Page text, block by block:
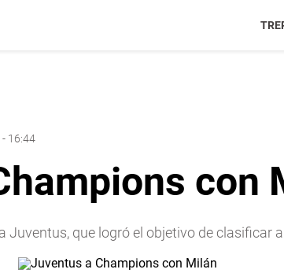
16:44
con
Juventus, que logró el objetivo de